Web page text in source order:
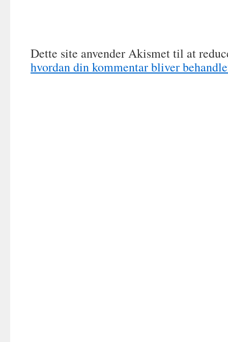
Dette site anvender Akismet til at
hvordan din kommentar bliver